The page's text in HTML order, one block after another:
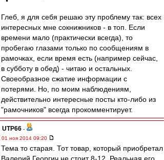
Глеб, я для себя решаю эту проблему так: всех
интересных мне сокнижников - в топ. Если
времени мало (практически всегда), то
пробегаю глазами только по сообщениям в
рамочках, если время есть (например сейчас,
в субботу в обед) - читаю и остальных.
Своеобразное сжатие информации с
потерями. Но, по моим наблюдениям,
действительно интересные посты кто-либо из
"рамочников" всегда прокомментирует.
UTP66 -
01 ноя 2014 09:20
Тема то старая. Тот товар, который приобретал